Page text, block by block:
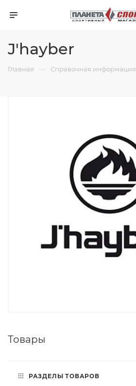
J'hayber
Главная — Справочная информация
Товары
РАЗДЕЛЫ ТОВАРОВ